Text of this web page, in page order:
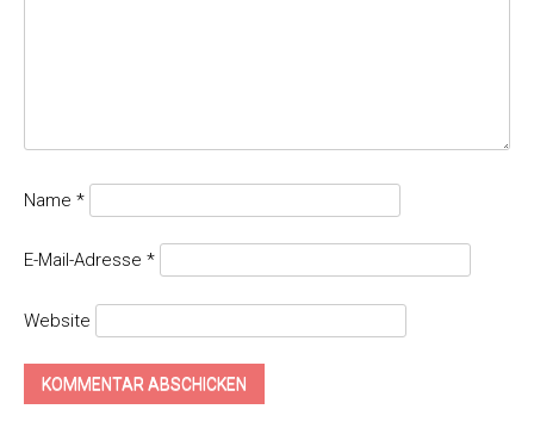
Name *
E-Mail-Adresse *
Website